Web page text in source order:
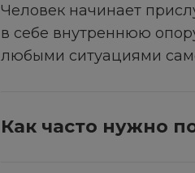
Человек начинает
в себе внутреннюю
любыми ситуациями
Как часто нужно